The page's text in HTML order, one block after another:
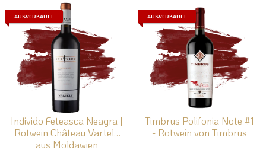
AUSVERKAUFT
Individo Feteasca Neagra |
Rotwein Château Vartely
aus Moldawien
AUSVERKAUFT
Timbrus Polifonia Note #1
- Rotwein von Timbrus